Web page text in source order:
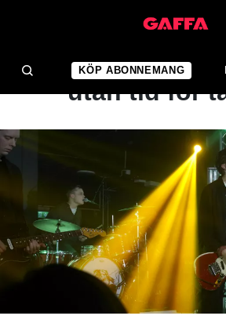
KÖP ABONNEMANG
KONSERTRECENSION
En ursinnig
utan tid för